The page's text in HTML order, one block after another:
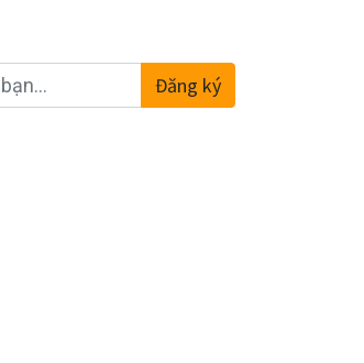
Đăng ký